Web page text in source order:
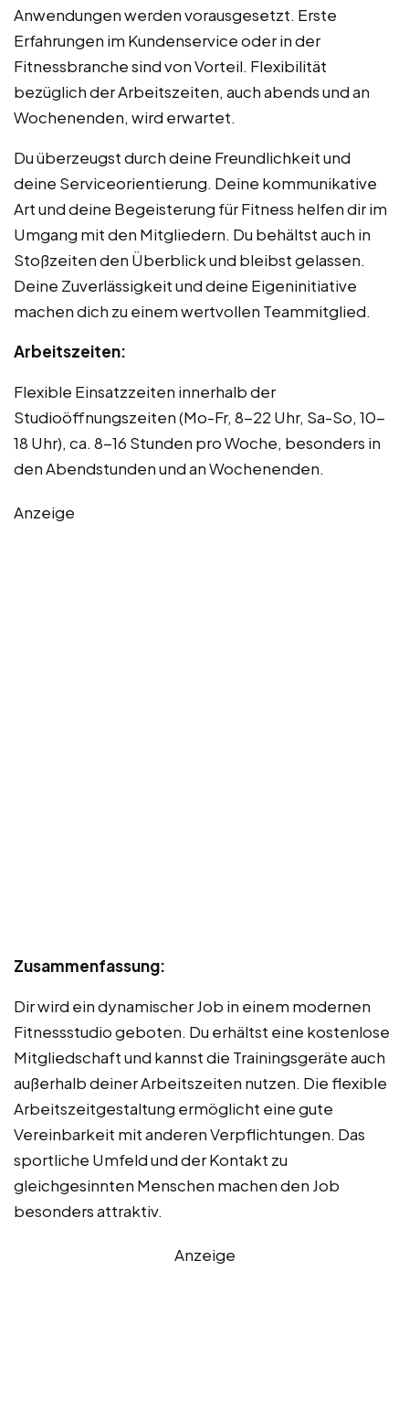
Anwendungen werden vorausgesetzt. Erste
Erfahrungen im Kundenservice oder in der
Fitnessbranche sind von Vorteil. Flexibilität
bezüglich der Arbeitszeiten, auch abends und an
Wochenenden, wird erwartet.
Du überzeugst durch deine Freundlichkeit und
deine Serviceorientierung. Deine kommunikative
Art und deine Begeisterung für Fitness helfen dir im
Umgang mit den Mitgliedern. Du behältst auch in
Stoßzeiten den Überblick und bleibst gelassen.
Deine Zuverlässigkeit und deine Eigeninitiative
machen dich zu einem wertvollen Teammitglied.
Arbeitszeiten:
Flexible Einsatzzeiten innerhalb der
Studioöffnungszeiten (Mo-Fr, 8-22 Uhr, Sa-So, 10-
18 Uhr), ca. 8-16 Stunden pro Woche, besonders in
den Abendstunden und an Wochenenden.
Anzeige
Zusammenfassung:
Dir wird ein dynamischer Job in einem modernen
Fitnessstudio geboten. Du erhältst eine kostenlose
Mitgliedschaft und kannst die Trainingsgeräte auch
außerhalb deiner Arbeitszeiten nutzen. Die flexible
Arbeitszeitgestaltung ermöglicht eine gute
Vereinbarkeit mit anderen Verpflichtungen. Das
sportliche Umfeld und der Kontakt zu
gleichgesinnten Menschen machen den Job
besonders attraktiv.
Anzeige